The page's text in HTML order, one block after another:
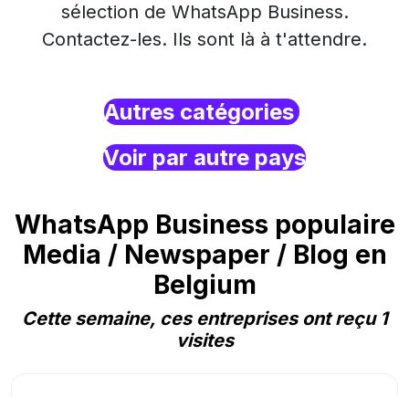
sélection de WhatsApp Business.
Contactez-les. Ils sont là à t'attendre.
Autres catégories
Voir par autre pays
WhatsApp Business populaire
Media / Newspaper / Blog en
Belgium
Cette semaine, ces entreprises ont reçu 1
visites